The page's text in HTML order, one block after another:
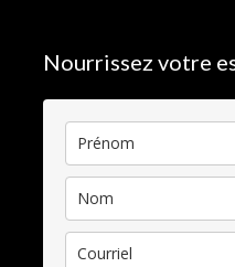
Nourrissez votre